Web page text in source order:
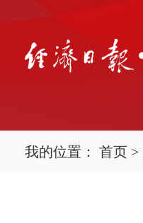
我的位置： 首页 >